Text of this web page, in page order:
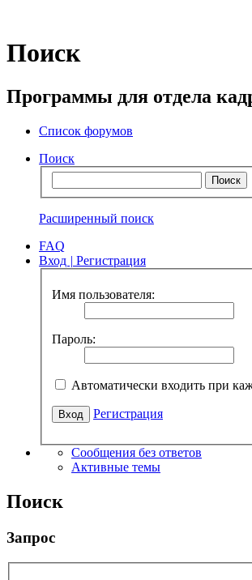
Поиск
Программы для отдела
Список форумов
Поиск
Расширенный поиск
FAQ
Вход | Регистрация
Имя пользователя:
Пароль:
Автоматически входить при
Регистрация
Сообщения без ответов
Активные темы
Поиск
Запрос